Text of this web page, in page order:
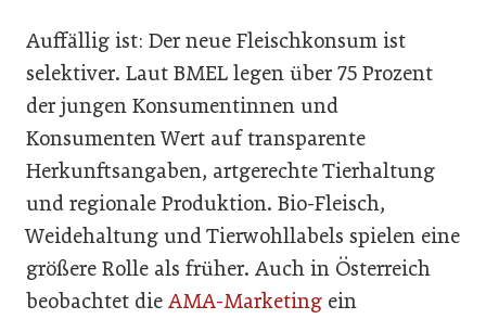
Auffällig ist: Der neue Fleischkonsum ist
selektiver. Laut BMEL legen über 75 Prozent
der jungen Konsumentinnen und
Konsumenten Wert auf transparente
Herkunftsangaben, artgerechte Tierhaltung
und regionale Produktion. Bio-Fleisch,
Weidehaltung und Tierwohllabels spielen eine
größere Rolle als früher. Auch in Österreich
beobachtet die AMA-Marketing ein